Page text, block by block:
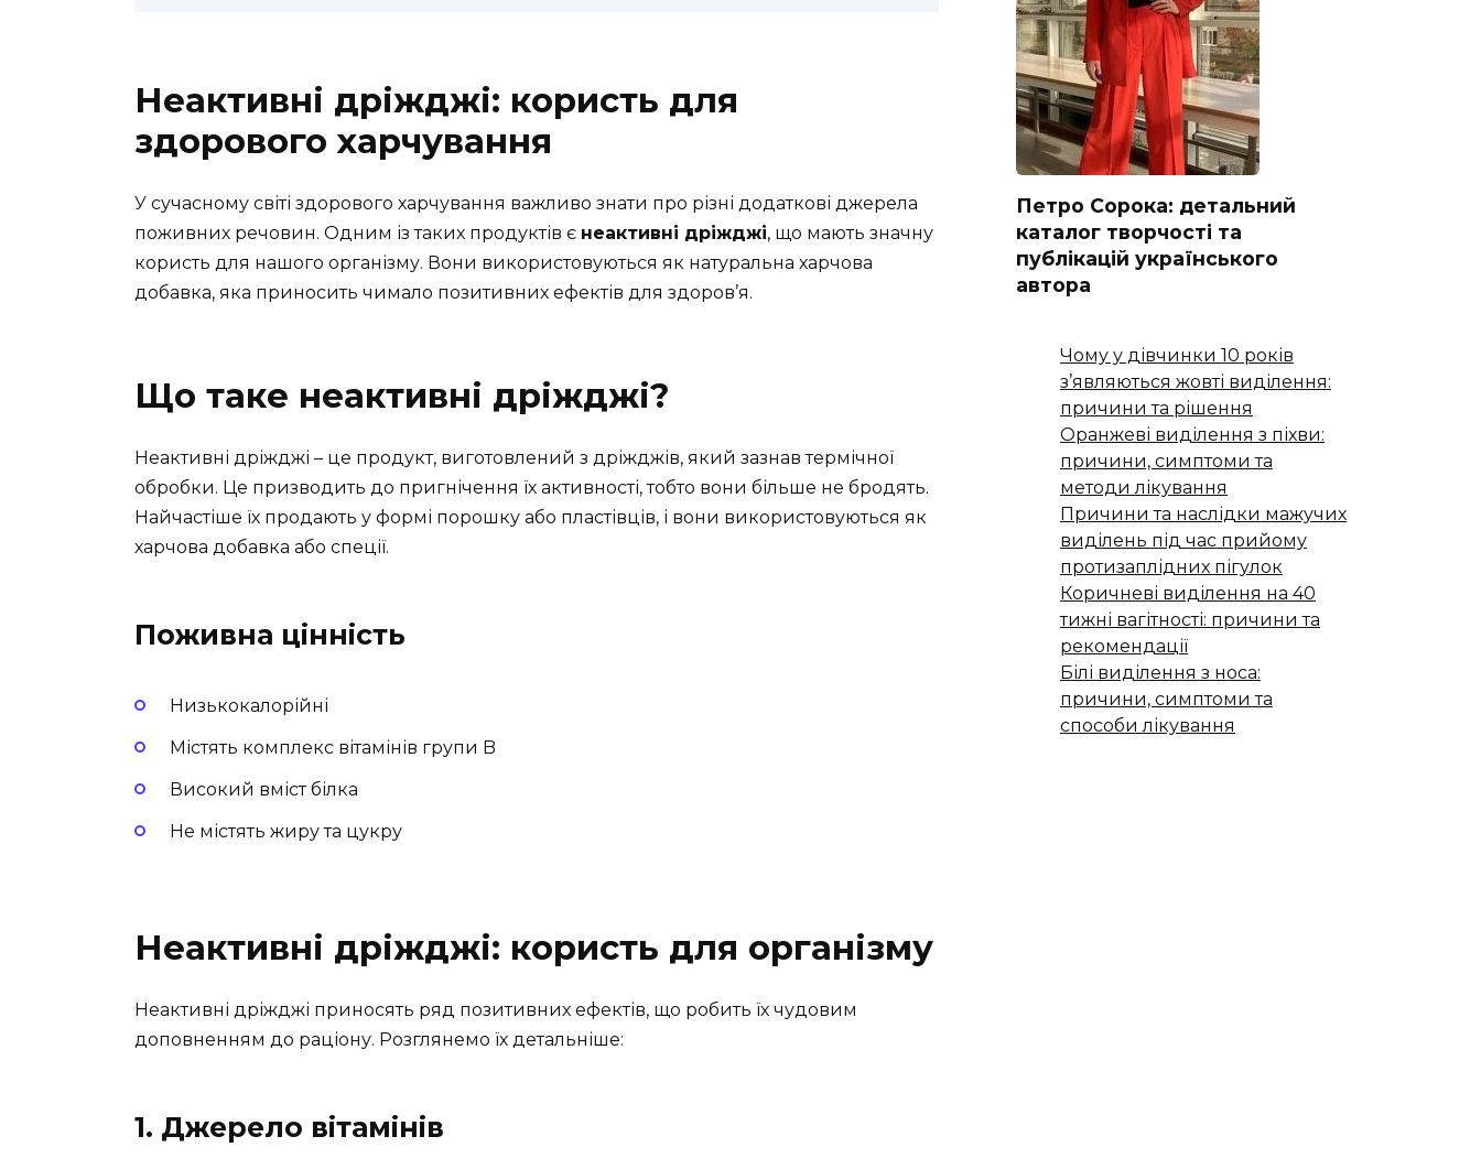
Неактивні дріжджі: користь для
здорового харчування
У сучасному світі здорового харчування важливо знати про різні додаткові джерела
поживних речовин. Одним із таких продуктів є неактивні дріжджі, що мають значну
користь для нашого організму. Вони використовуються як натуральна харчова
добавка, яка приносить чимало позитивних ефектів для здоров’я.
Що таке неактивні дріжджі?
Неактивні дріжджі – це продукт, виготовлений з дріжджів, який зазнав термічної
обробки. Це призводить до пригнічення їх активності, тобто вони більше не бродять.
Найчастіше їх продають у формі порошку або пластівців, і вони використовуються як
харчова добавка або спеції.
Поживна цінність
Низькокалорійні
Містять комплекс вітамінів групи B
Високий вміст білка
Не містять жиру та цукру
Неактивні дріжджі: користь для організму
Неактивні дріжджі приносять ряд позитивних ефектів, що робить їх чудовим
доповненням до раціону. Розглянемо їх детальніше:
1. Джерело вітамінів
Петро Сорока: детальний
каталог творчості та
публікацій українського
автора
Чому у дівчинки 10 років
з’являються жовті виділення:
причини та рішення
Оранжеві виділення з піхви:
причини, симптоми та
методи лікування
Причини та наслідки мажучих
виділень під час прийому
протизаплідних пігулок
Коричневі виділення на 40
тижні вагітності: причини та
рекомендації
Білі виділення з носа:
причини, симптоми та
способи лікування